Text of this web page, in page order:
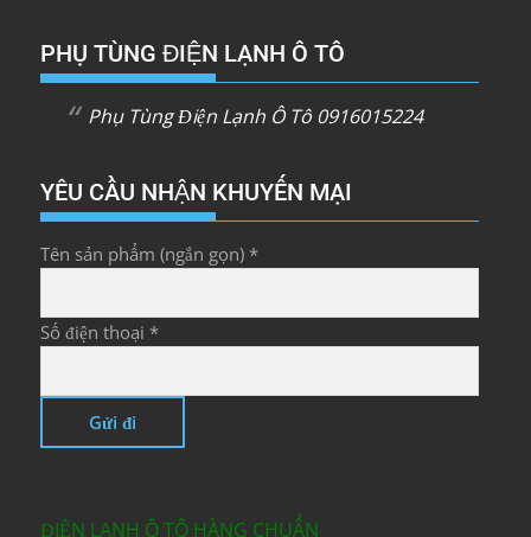
PHỤ TÙNG ĐIỆN LẠNH Ô TÔ
Phụ Tùng Điện Lạnh Ô Tô 0916015224
YÊU CẦU NHẬN KHUYẾN MẠI
Tên sản phẩm (ngắn gọn) *
Số điện thoại *
ĐIỆN LẠNH Ô TÔ HÀNG CHUẨN